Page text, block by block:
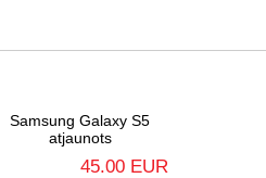
Samsung Galaxy S5
atjaunots
45.00 EUR